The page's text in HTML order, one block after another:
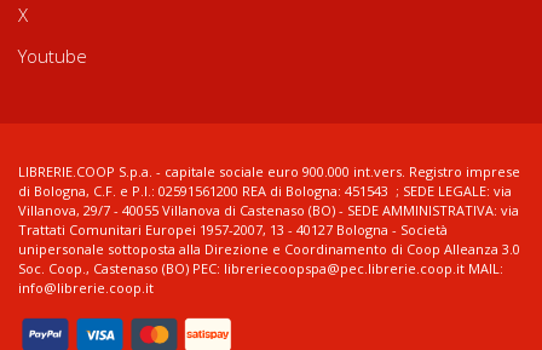
X
Youtube
LIBRERIE.COOP S.p.a. - capitale sociale euro 900.000 int.vers. Registro imprese
di Bologna, C.F. e P.I.: 02591561200 REA di Bologna: 451543 ; SEDE LEGALE: via
Villanova, 29/7 - 40055 Villanova di Castenaso (BO) - SEDE AMMINISTRATIVA: via
Trattati Comunitari Europei 1957-2007, 13 - 40127 Bologna - Società
unipersonale sottoposta alla Direzione e Coordinamento di Coop Alleanza 3.0
Soc. Coop., Castenaso (BO) PEC: libreriecoopspa@pec.librerie.coop.it MAIL:
info@librerie.coop.it